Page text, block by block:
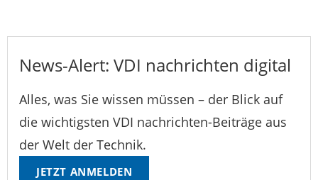
News-Alert: VDI nachrichten digital
Alles, was Sie wissen müssen – der Blick auf
die wichtigsten VDI nachrichten-Beiträge aus
der Welt der Technik.
JETZT ANMELDEN